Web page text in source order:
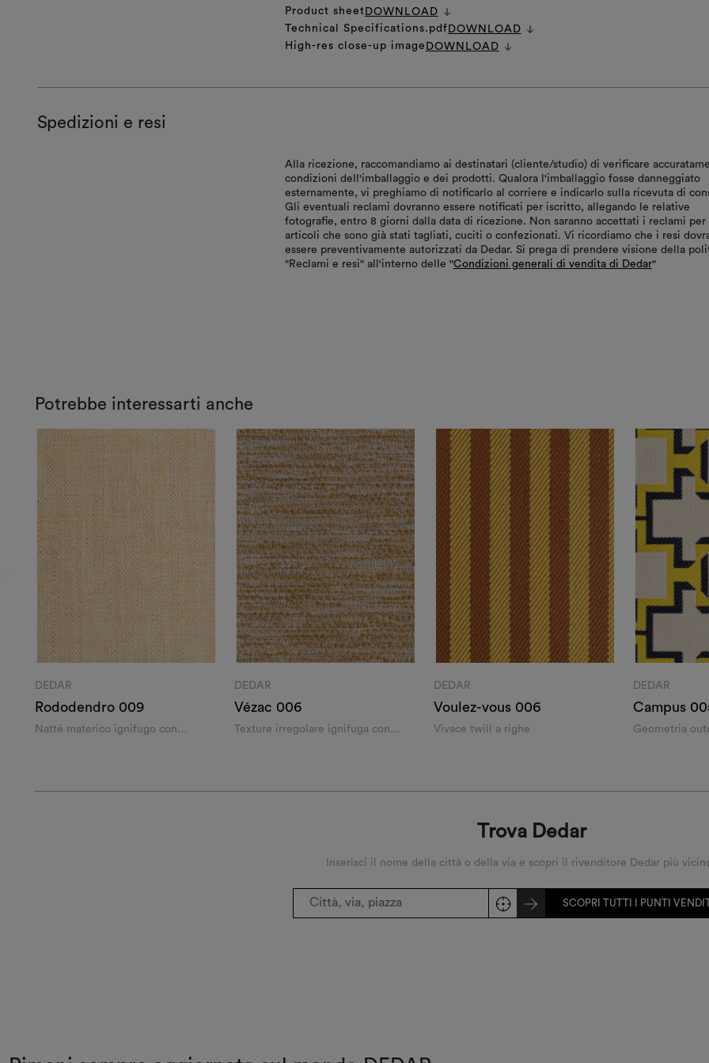
Product sheet DOWNLOAD
Technical Specifications.pdf DOWNLOAD
High-res close-up image DOWNLOAD
Spedizioni e resi
Alla ricezione, raccomandiamo ai destinatari (cliente/studio) di verificare
condizioni dell'imballaggio e dei prodotti. Qualora l'imballaggio fosse danneggiato
esternamente, vi preghiamo di notificarlo al corriere e indicarlo sulla ricevuta di
Gli eventuali reclami dovranno essere notificati per iscritto, allegando le relative
fotografie, entro 8 giorni dalla data di ricezione. Non saranno accettati i reclami per
articoli che sono già stati tagliati, cuciti o confezionati. Vi ricordiamo che i resi
essere preventivamente autorizzati da Dedar. Si prega di prendere visione della
"Reclami e resi" all'interno delle "Condizioni generali di vendita di Dedar"
Potrebbe interessarti anche
DEDAR
Rododendro 009
Natté materico ignifugo con
DEDAR
Vézac 006
Texture irregolare ignifuga con
DEDAR
Voulez-vous 006
Vivace twill a righe
DEDAR
Campus
Geometria
Trova Dedar
Inserisci il nome della città o della via e scopri il rivenditore Dedar più
SCOPRI TUTTI I PUNTI